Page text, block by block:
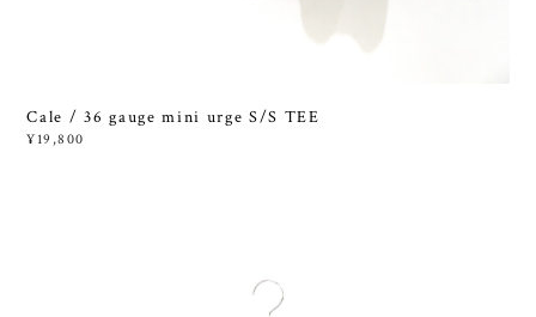
Cale / 36 gauge mini urge S/S TEE
¥19,800